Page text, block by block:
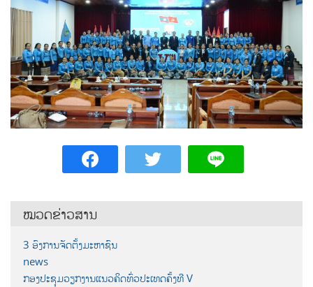
ໝວດຂ່າວສານ
3 ອົງການຈັດຕັ້ງມະຫາຊົນ
news
ກອງປະຊຸມວຽກງານແນວຄິດທົ່ວປະເທດຄັ້ງທີ V